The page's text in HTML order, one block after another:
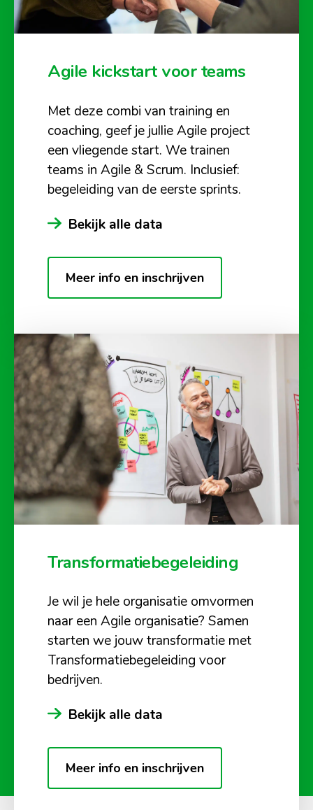
Agile kickstart voor teams
Met deze combi van training en
coaching, geef je jullie Agile project
een vliegende start. We trainen
teams in Agile & Scrum. Inclusief:
begeleiding van de eerste sprints.
Bekijk alle data
Meer info en inschrijven
Transformatiebegeleiding
Je wil je hele organisatie omvormen
naar een Agile organisatie? Samen
starten we jouw transformatie met
Transformatiebegeleiding voor
bedrijven.
Bekijk alle data
Meer info en inschrijven